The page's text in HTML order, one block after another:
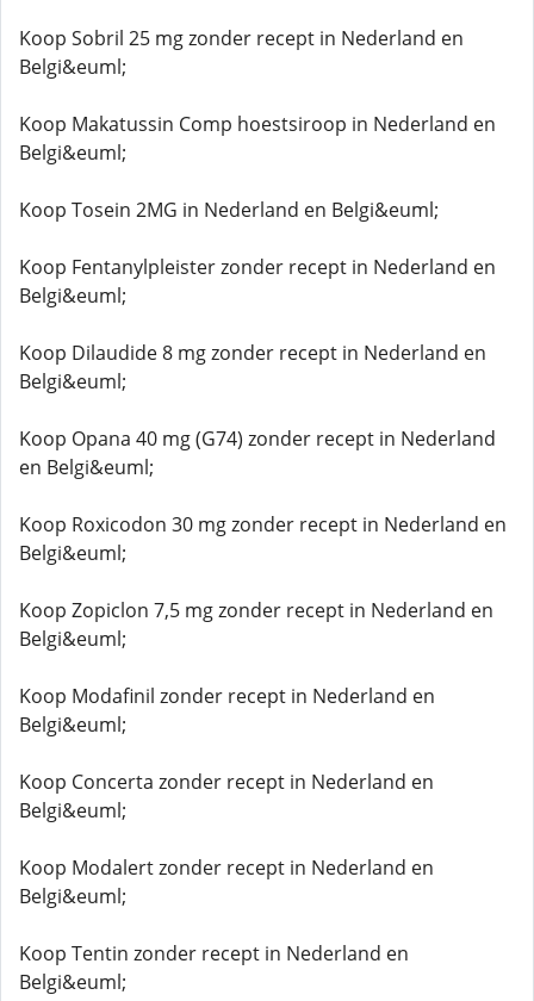
Koop Sobril 25 mg zonder recept in Nederland en
Belgi&euml;
Koop Makatussin Comp hoestsiroop in Nederland en
Belgi&euml;
Koop Tosein 2MG in Nederland en Belgi&euml;
Koop Fentanylpleister zonder recept in Nederland en
Belgi&euml;
Koop Dilaudide 8 mg zonder recept in Nederland en
Belgi&euml;
Koop Opana 40 mg (G74) zonder recept in Nederland
en Belgi&euml;
Koop Roxicodon 30 mg zonder recept in Nederland en
Belgi&euml;
Koop Zopiclon 7,5 mg zonder recept in Nederland en
Belgi&euml;
Koop Modafinil zonder recept in Nederland en
Belgi&euml;
Koop Concerta zonder recept in Nederland en
Belgi&euml;
Koop Modalert zonder recept in Nederland en
Belgi&euml;
Koop Tentin zonder recept in Nederland en
Belgi&euml;